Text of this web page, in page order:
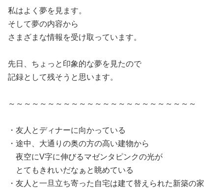
私はよく夢を見ます。
そして夢の内容から
さまざまな情報を受け取っています。
先日、ちょっと印象的な夢を見たので
記録として残そうと思います。
～～～～～～～～～～～～～～～～～～～～～～～～
・友人とディナーに向かっている
・途中、大通りの奥の方の高い建物から
夜空にV字に伸びるマゼンタピンクの光が
とてもきれいだなぁと眺めている
・友人と一旦立ち寄った自宅は建て替えられた新築の家